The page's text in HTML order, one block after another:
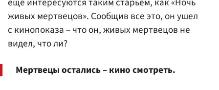
живых мертвецов». Сообщив все это, он ушел
с кинопоказа – что он, живых мертвецов не
видел, что ли?
Мертвецы остались – кино смотреть.